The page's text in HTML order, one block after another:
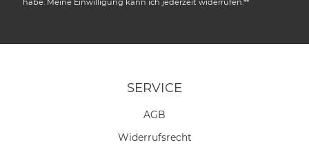
SERVICE
AGB
Widerrufs­recht